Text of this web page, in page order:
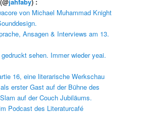
von Michael Muhammad Knight
Ansagen & Interviews am 13.
sehen. Immer wieder yeai.
16, eine literarische Werkschau
erster Gast auf der Bühne des
auf der Couch Jubiläums.
Podcast des Literaturcafé